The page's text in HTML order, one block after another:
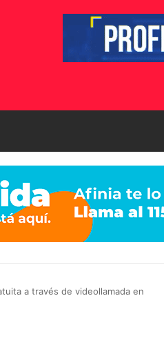
a través de videollamada en